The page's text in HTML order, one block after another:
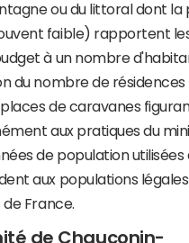
ou du littoral dont la
faible) rapportent
à un nombre
du nombre de résidences
de caravanes
aux pratiques du
de population utilisées
aux populations
de France.
de Chauconin-